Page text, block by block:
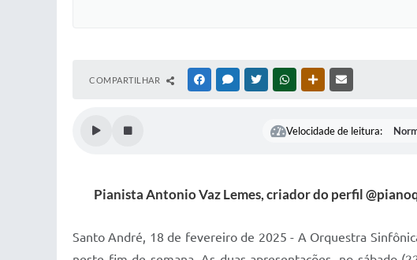
COMPARTILHAR FACEBOOKMESSENGER
TWITTERWHATSAPPOUTRAS MÍDIAS
Velocidade de leitura:
Pianista Antonio Vaz Lemes, criador do perfil
Santo André, 18 de fevereiro de 2025 - A Orquestra